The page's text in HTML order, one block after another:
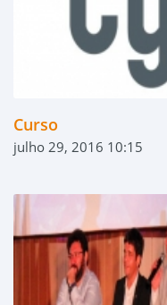
Curso
julho 29, 2016 10:15